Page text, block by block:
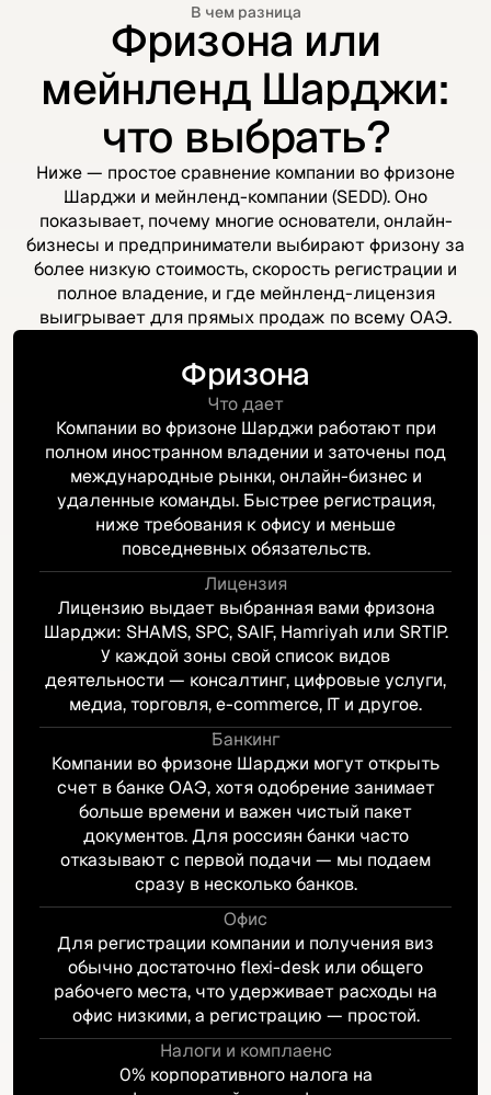
В чем разница
Фризона или
мейнленд Шарджи:
что выбрать?
Ниже — простое сравнение компании во фризоне
Шарджи и мейнленд-компании (SEDD). Оно
показывает, почему многие основатели, онлайн-
бизнесы и предприниматели выбирают фризону за
более низкую стоимость, скорость регистрации и
полное владение, и где мейнленд-лицензия
выигрывает для прямых продаж по всему ОАЭ.
Фризона
Что дает
Компании во фризоне Шарджи работают при
полном иностранном владении и заточены под
международные рынки, онлайн-бизнес и
удаленные команды. Быстрее регистрация,
ниже требования к офису и меньше
повседневных обязательств.
Лицензия
Лицензию выдает выбранная вами фризона
Шарджи: SHAMS, SPC, SAIF, Hamriyah или SRTIP.
У каждой зоны свой список видов
деятельности — консалтинг, цифровые услуги,
медиа, торговля, e-commerce, IT и другое.
Банкинг
Компании во фризоне Шарджи могут открыть
счет в банке ОАЭ, хотя одобрение занимает
больше времени и важен чистый пакет
документов. Для россиян банки часто
отказывают с первой подачи — мы подаем
сразу в несколько банков.
Офис
Для регистрации компании и получения виз
обычно достаточно flexi-desk или общего
рабочего места, что удерживает расходы на
офис низкими, а регистрацию — простой.
Налоги и комплаенс
0% корпоративного налога на